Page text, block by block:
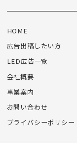
HOME
広告出稿したい方
LED広告一覧
会社概要
事業案内
お問い合わせ
プライバシーポリシー